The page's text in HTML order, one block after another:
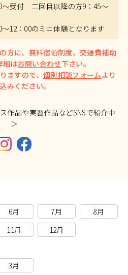
受付 二回目以降の方9：45～
12：00のミニ体験となります
方に、無料宿泊制度、交通費補助
細はお問い合わせ下さい。
ますので、 個別相談フォームより
みください。
作品や実習作品などSNSで紹介中
＞
6月 7月
8月
11月
12月
3月